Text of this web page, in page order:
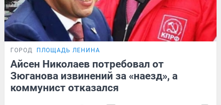
ГОРОД ПЛОЩАДЬ ЛЕНИНА
Айсен Николаев потребовал от
Зюганова извинений за «наезд», а
коммунист отказался